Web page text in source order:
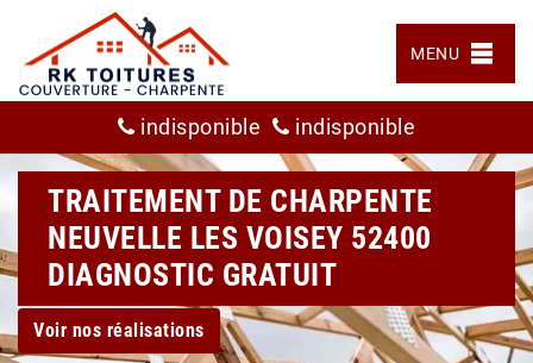
MENU
indisponible indisponible
TRAITEMENT DE CHARPENTE
NEUVELLE LES VOISEY 52400
DIAGNOSTIC GRATUIT
Voir nos réalisations